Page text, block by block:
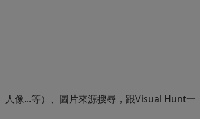
像...等）、圖片來源搜尋，跟Visual Hunt一